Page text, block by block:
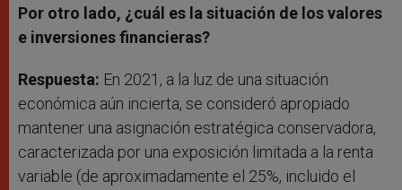
Por otro lado, ¿cuál es la situación de los valores
e inversiones financieras?
Respuesta: En 2021, a la luz de una situación
económica aún incierta, se consideró apropiado
mantener una asignación estratégica conservadora,
caracterizada por una exposición limitada a la renta
variable (de aproximadamente el 25%, incluido el